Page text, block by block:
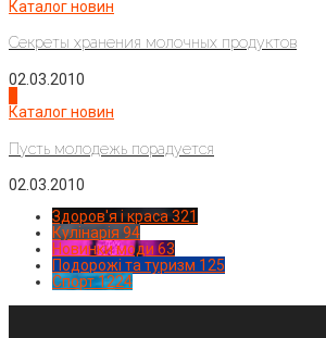
Каталог новин
Секреты хранения молочных продуктов
02.03.2010
Каталог новин
Пусть молодежь порадуется
02.03.2010
Здоров'я і краса 321
Кулінарія 94
Новинки моди 63
Подорожі та туризм 125
Спорт1224